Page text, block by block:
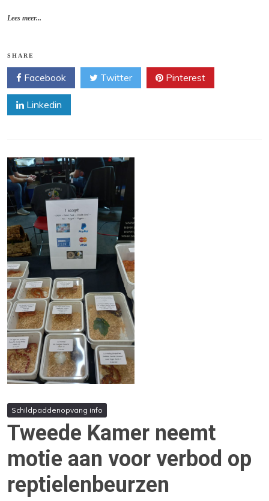
Lees meer...
SHARE
Facebook Twitter Pinterest
Linkedin
Schildpaddenopvang info
Tweede Kamer neemt
motie aan voor verbod op
reptielenbeurzen